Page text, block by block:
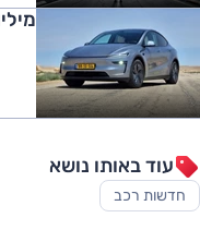
עוד באותו נושא
חדשות רכב